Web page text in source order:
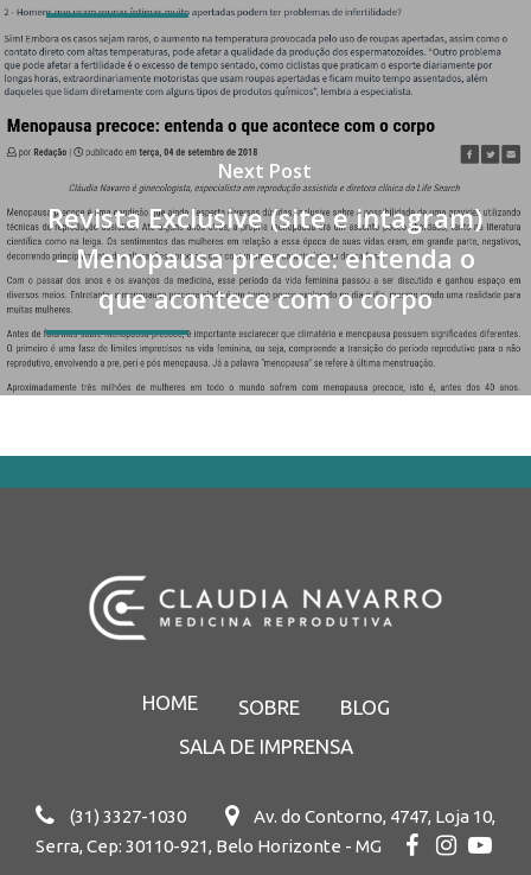
Next Post
Revista Exclusive (site e intagram)
– Menopausa precoce: entenda o
que acontece com o corpo
HOME SOBRE
BLOG
SALA DE IMPRENSA
(31) 3327-1030
Av. do Contorno, 4747, Loja 10,
Serra, Cep: 30110-921, Belo Horizonte - MG